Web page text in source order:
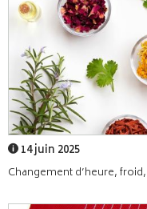
14 juin 2025
Changement d’heure,